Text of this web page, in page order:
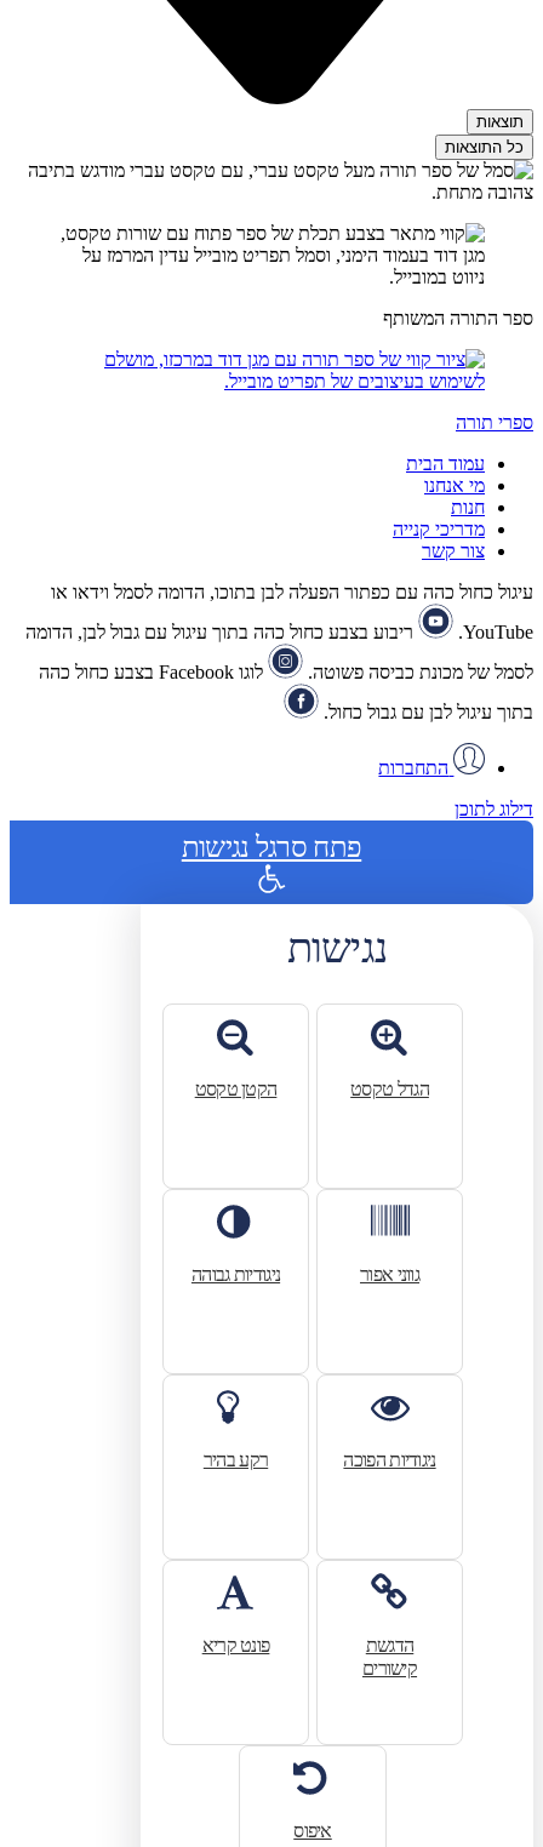
תוצאות
כל התוצאות
ספר התורה המשותף
ספרי תורה
עמוד הבית
מי אנחנו
חנות
מדריכי קנייה
צור קשר
עיגול כחול כהה עם כפתור הפעלה לבן בתוכו, הדומה לסמל וידאו או
YouTube.
ריבוע בצבע כחול כהה בתוך עיגול עם גבול לבן, הדומה
לסמל של מכונת כביסה פשוטה.
לוגו Facebook בצבע כחול כהה
בתוך עיגול לבן עם גבול כחול.
התחברות
דילוג לתוכן
פתח סרגל נגישות
נגישות
הגדל טקסט הקטן טקסט
גווני אפור ניגודיות גבוהה
ניגודיות הפוכה רקע בהיר
הדגשת
קישורים
פונט קריא
איפוס